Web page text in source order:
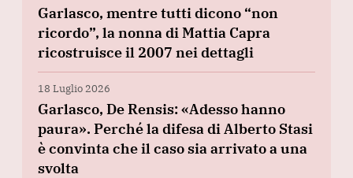
Garlasco, mentre tutti dicono “non
ricordo”, la nonna di Mattia Capra
ricostruisce il 2007 nei dettagli
18 Luglio 2026
Garlasco, De Rensis: «Adesso hanno
paura». Perché la difesa di Alberto Stasi
è convinta che il caso sia arrivato a una
svolta